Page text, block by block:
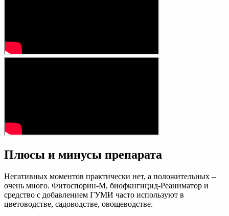
Плюсы и минусы препарата
Негативных моментов практически нет, а положительных –
очень много. Фитоспорин-М, биофкнгицид-Реаниматор и
средство с добавлением ГУМИ часто используют в
цветоводстве, садоводстве, овощеводстве.